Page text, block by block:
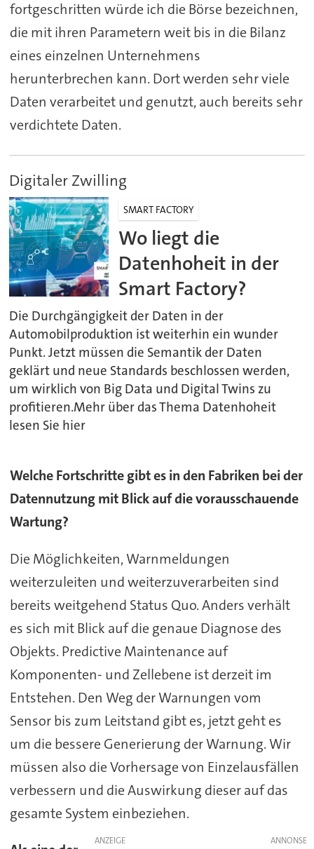
fortgeschritten würde ich die Börse bezeichnen,
die mit ihren Parametern weit bis in die Bilanz
eines einzelnen Unternehmens
herunterbrechen kann. Dort werden sehr viele
Daten verarbeitet und genutzt, auch bereits sehr
verdichtete Daten.
Digitaler Zwilling
SMART FACTORY
Wo liegt die
Datenhoheit in der
Smart Factory?
Die Durchgängigkeit der Daten in der
Automobilproduktion ist weiterhin ein wunder
Punkt. Jetzt müssen die Semantik der Daten
geklärt und neue Standards beschlossen werden,
um wirklich von Big Data und Digital Twins zu
profitieren.Mehr über das Thema Datenhoheit
lesen Sie hier
Welche Fortschritte gibt es in den Fabriken bei der
Datennutzung mit Blick auf die vorausschauende
Wartung?
Die Möglichkeiten, Warnmeldungen
weiterzuleiten und weiterzuverarbeiten sind
bereits weitgehend Status Quo. Anders verhält
es sich mit Blick auf die genaue Diagnose des
Objekts. Predictive Maintenance auf
Komponenten- und Zellebene ist derzeit im
Entstehen. Den Weg der Warnungen vom
Sensor bis zum Leitstand gibt es, jetzt geht es
um die bessere Generierung der Warnung. Wir
müssen also die Vorhersage von Einzelausfällen
verbessern und die Auswirkung dieser auf das
gesamte System einbeziehen.
ANZEIGE